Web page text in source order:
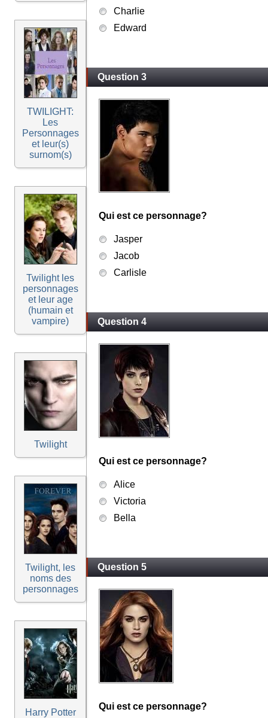
TWILIGHT:
Les
Personnages
et leur(s)
surnom(s)
Twilight les
personnages
et leur age
(humain et
vampire)
Twilight
Twilight, les
noms des
personnages
Harry Potter
Charlie
Edward
Question 3
Qui est ce personnage?
Jasper
Jacob
Carlisle
Question 4
Qui est ce personnage?
Alice
Victoria
Bella
Question 5
Qui est ce personnage?